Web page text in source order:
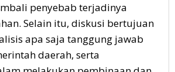
penyebab terjadinya
Selain itu, diskusi bertujuan
apa saja tanggung jawab
daerah, serta